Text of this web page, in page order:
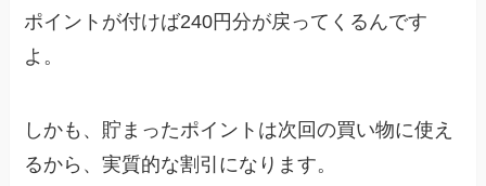
ポイントが付けば240円分が戻ってくるんです
よ。
しかも、貯まったポイントは次回の買い物に使え
るから、実質的な割引になります。